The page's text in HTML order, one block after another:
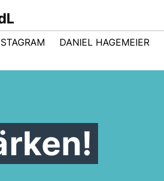
DANIEL HAGEMEIER